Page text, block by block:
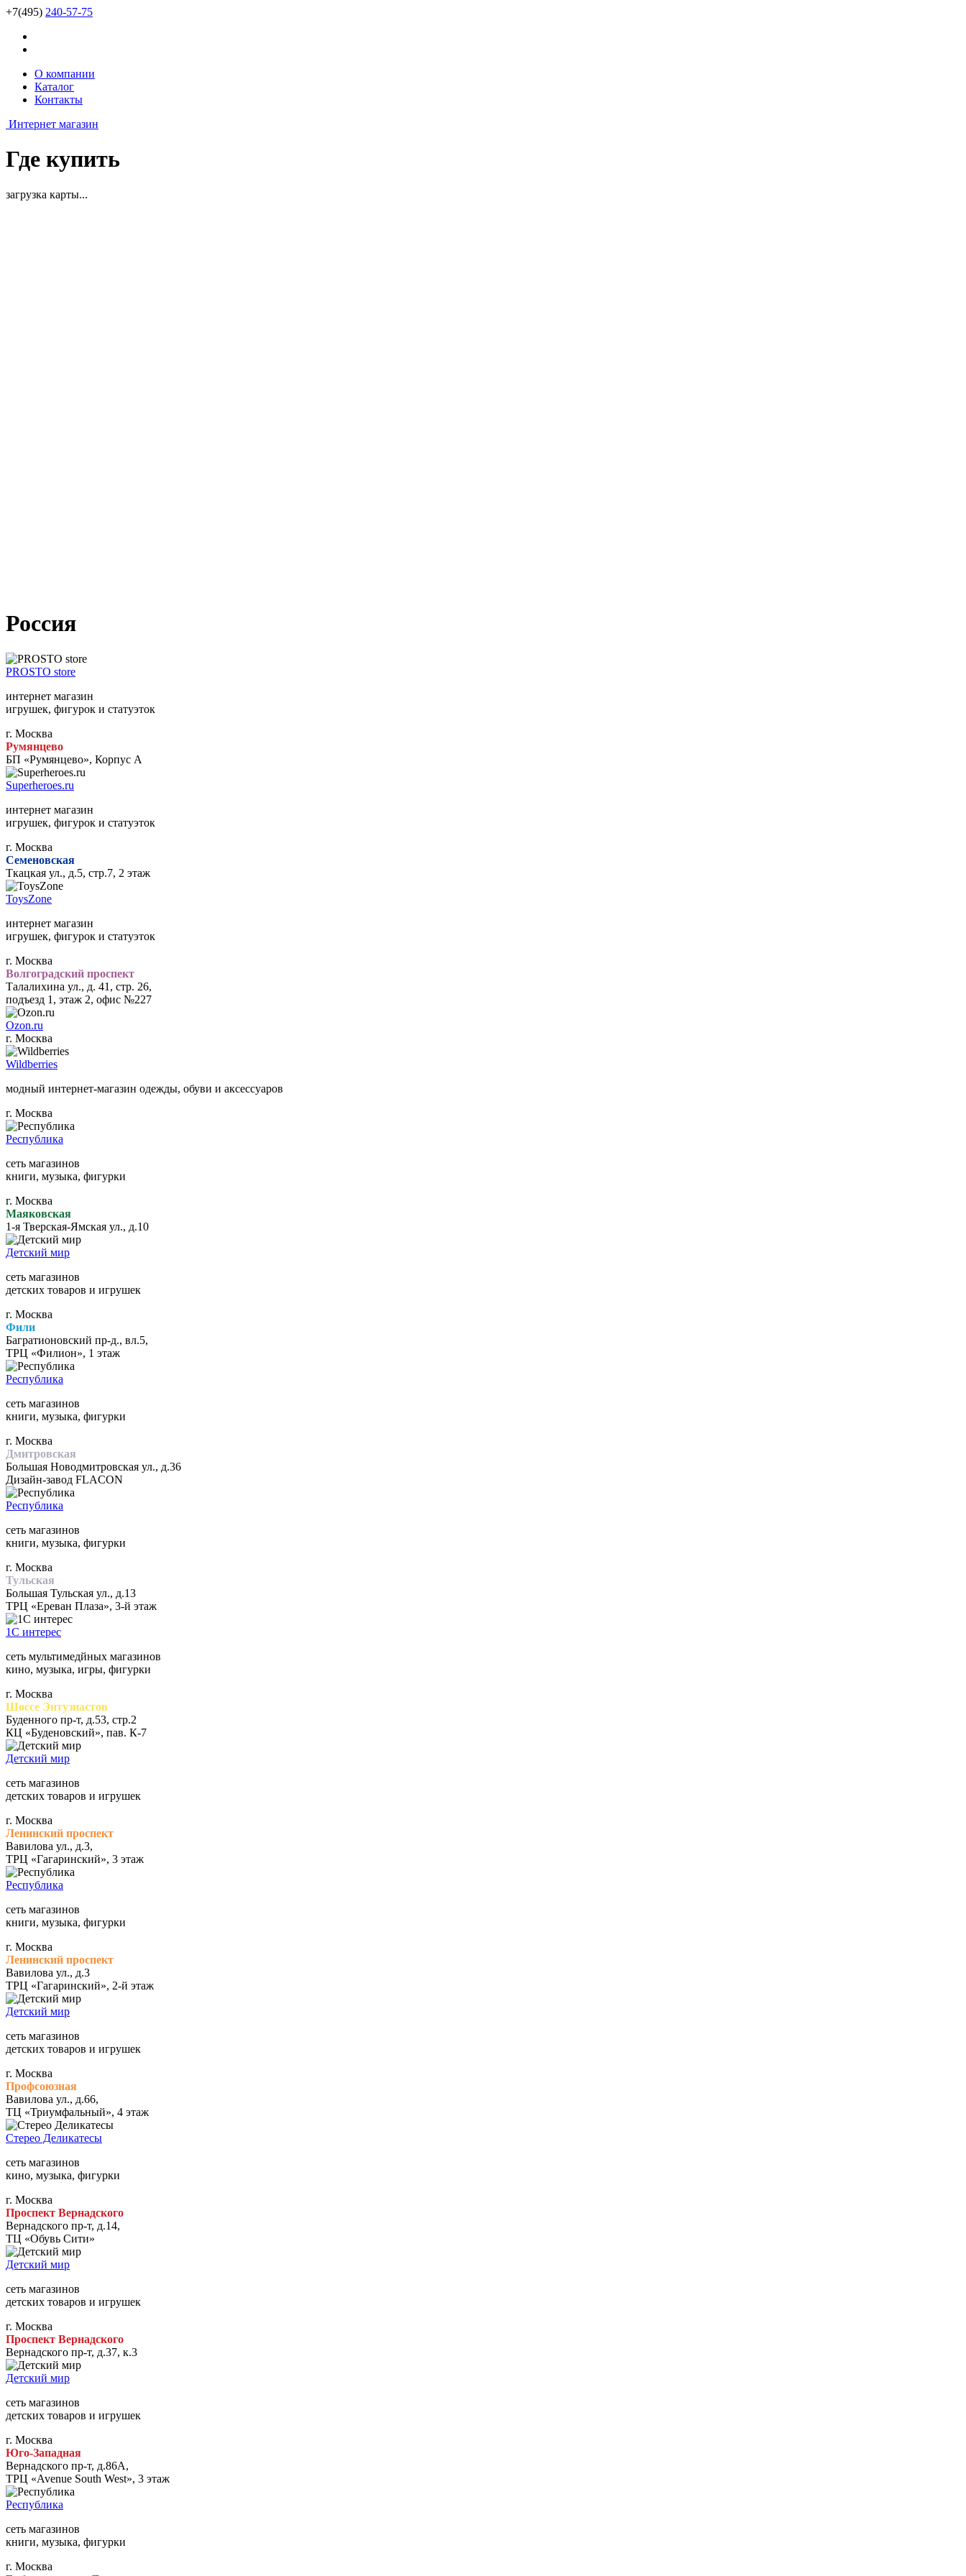
+7(495) 240-57-75
О компании
Каталог
Контакты
Интернет магазин
Где купить
загрузка карты...
Россия
PROSTO store
интернет магазин
игрушек, фигурок и статуэток
г. Москва
Румянцево
БП «Румянцево», Корпус А
Superheroes.ru
интернет магазин
игрушек, фигурок и статуэток
г. Москва
Семеновская
Ткацкая ул., д.5, стр.7, 2 этаж
ToysZone
интернет магазин
игрушек, фигурок и статуэток
г. Москва
Волгоградский проспект
Талалихина ул., д. 41, стр. 26,
подъезд 1, этаж 2, офис №227
Ozon.ru
г. Москва
Wildberries
модный интернет-магазин одежды, обуви и аксессуаров
г. Москва
Республика
сеть магазинов
книги, музыка, фигурки
г. Москва
Маяковская
1-я Тверская-Ямская ул., д.10
Детский мир
сеть магазинов
детских товаров и игрушек
г. Москва
Фили
Багратионовский пр-д., вл.5,
ТРЦ «Филион», 1 этаж
Республика
сеть магазинов
книги, музыка, фигурки
г. Москва
Дмитровская
Большая Новодмитровская ул., д.36
Дизайн-завод FLACON
Республика
сеть магазинов
книги, музыка, фигурки
г. Москва
Тульская
Большая Тульская ул., д.13
ТРЦ «Ереван Плаза», 3-й этаж
1С интерес
сеть мультимедйных магазинов
кино, музыка, игры, фигурки
г. Москва
Шоссе Энтузиастов
Буденного пр-т, д.53, стр.2
КЦ «Буденовский», пав. К-7
Детский мир
сеть магазинов
детских товаров и игрушек
г. Москва
Ленинский проспект
Вавилова ул., д.3,
ТРЦ «Гагаринский», 3 этаж
Республика
сеть магазинов
книги, музыка, фигурки
г. Москва
Ленинский проспект
Вавилова ул., д.3
ТРЦ «Гагаринский», 2-й этаж
Детский мир
сеть магазинов
детских товаров и игрушек
г. Москва
Профсоюзная
Вавилова ул., д.66,
ТЦ «Триумфальный», 4 этаж
Стерео Деликатесы
сеть магазинов
кино, музыка, фигурки
г. Москва
Проспект Вернадского
Вернадского пр-т, д.14,
ТЦ «Обувь Сити»
Детский мир
сеть магазинов
детских товаров и игрушек
г. Москва
Проспект Вернадского
Вернадского пр-т, д.37, к.3
Детский мир
сеть магазинов
детских товаров и игрушек
г. Москва
Юго-Западная
Вернадского пр-т, д.86А,
ТРЦ «Avenue South West», 3 этаж
Республика
сеть магазинов
книги, музыка, фигурки
г. Москва